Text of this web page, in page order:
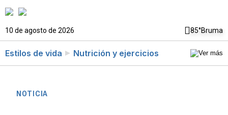
10 de agosto de 2026 85°Bruma
Estilos de vida Nutrición y ejercicios
NOTICIA